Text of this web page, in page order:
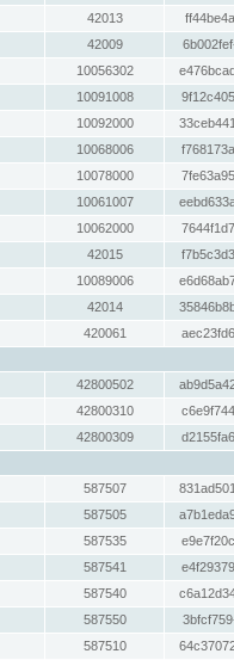
42013
42009
10056302
10091008
10092000
10068006
10078000
10061007
10062000
42015
10089006
42014
420061
42800502
42800310
42800309
587507
587505
587535
587541
587540
587550
587510